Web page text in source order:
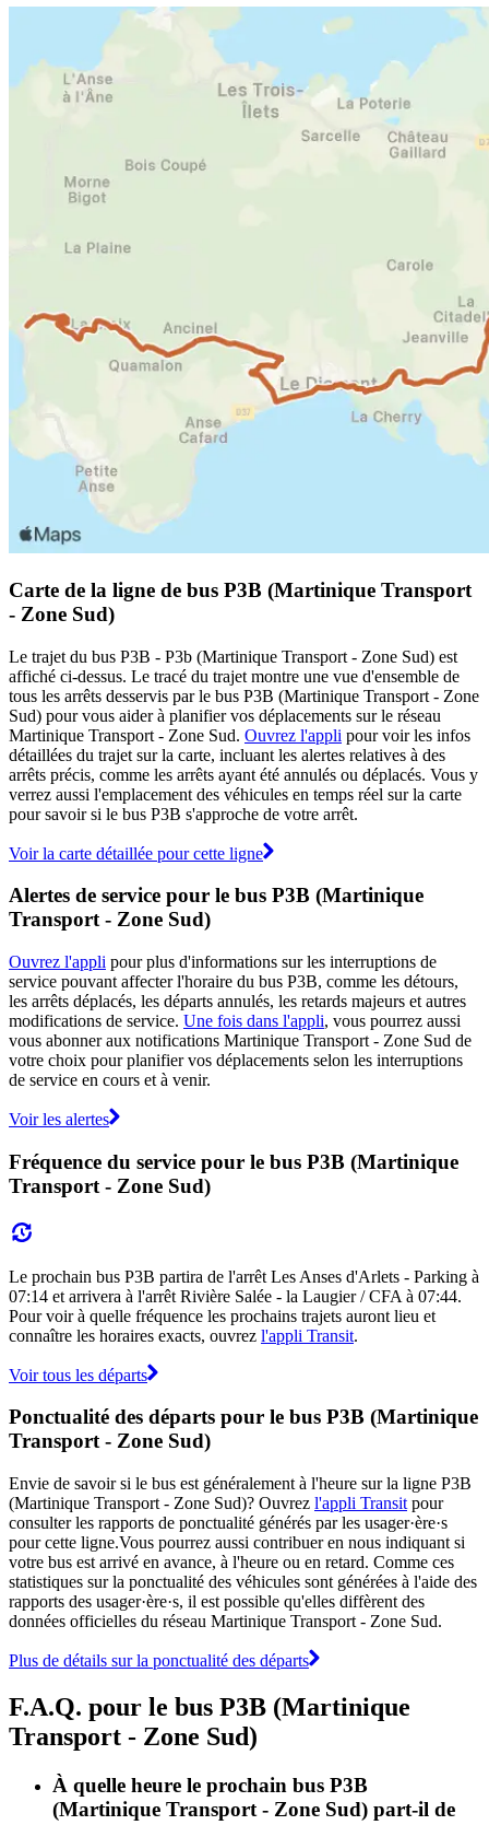
Carte de la ligne de bus P3B (Martinique Transport
- Zone Sud)
Le trajet du bus P3B - P3b (Martinique Transport - Zone Sud) est
affiché ci-dessus. Le tracé du trajet montre une vue d'ensemble de
tous les arrêts desservis par le bus P3B (Martinique Transport - Zone
Sud) pour vous aider à planifier vos déplacements sur le réseau
Martinique Transport - Zone Sud. Ouvrez l'appli pour voir les infos
détaillées du trajet sur la carte, incluant les alertes relatives à des
arrêts précis, comme les arrêts ayant été annulés ou déplacés. Vous y
verrez aussi l'emplacement des véhicules en temps réel sur la carte
pour savoir si le bus P3B s'approche de votre arrêt.
Voir la carte détaillée pour cette ligne
Alertes de service pour le bus P3B (Martinique
Transport - Zone Sud)
Ouvrez l'appli pour plus d'informations sur les interruptions de
service pouvant affecter l'horaire du bus P3B, comme les détours,
les arrêts déplacés, les départs annulés, les retards majeurs et autres
modifications de service. Une fois dans l'appli, vous pourrez aussi
vous abonner aux notifications Martinique Transport - Zone Sud de
votre choix pour planifier vos déplacements selon les interruptions
de service en cours et à venir.
Voir les alertes
Fréquence du service pour le bus P3B (Martinique
Transport - Zone Sud)
Le prochain bus P3B partira de l'arrêt Les Anses d'Arlets - Parking à
07:14 et arrivera à l'arrêt Rivière Salée - la Laugier / CFA à 07:44.
Pour voir à quelle fréquence les prochains trajets auront lieu et
connaître les horaires exacts, ouvrez l'appli Transit.
Voir tous les départs
Ponctualité des départs pour le bus P3B (Martinique
Transport - Zone Sud)
Envie de savoir si le bus est généralement à l'heure sur la ligne P3B
(Martinique Transport - Zone Sud)? Ouvrez l'appli Transit pour
consulter les rapports de ponctualité générés par les usager·ère·s
pour cette ligne.Vous pourrez aussi contribuer en nous indiquant si
votre bus est arrivé en avance, à l'heure ou en retard. Comme ces
statistiques sur la ponctualité des véhicules sont générées à l'aide des
rapports des usager·ère·s, il est possible qu'elles diffèrent des
données officielles du réseau Martinique Transport - Zone Sud.
Plus de détails sur la ponctualité des départs
F.A.Q. pour le bus P3B (Martinique
Transport - Zone Sud)
À quelle heure le prochain bus P3B
(Martinique Transport - Zone Sud) part-il de